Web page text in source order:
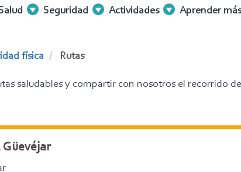
Seguridad Actividades Aprender
física Rutas
saludables y compartir con nosotros el recorrido
Güevéjar